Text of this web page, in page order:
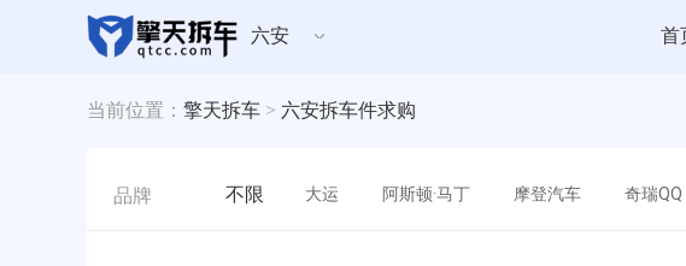
六安 首
当前位置： 擎天拆车 > 六安拆车件求购
品牌 不限 大运 阿斯顿·马丁 摩登汽车 奇瑞QQ